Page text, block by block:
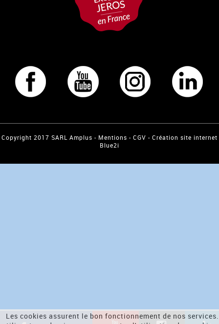
Copyright 2017 SARL Amplus - Mentions - CGV - Création site internet
Blue2i
Les cookies assurent le bon fonctionnement de nos